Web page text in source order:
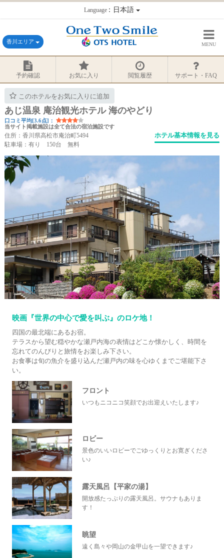
Language：日本語
香川エリア MENU
予約確認 お気に入り 閲覧履歴 サポート・FAQ
このホテルをお気に入りに追加
あじ温泉 庵治観光ホテル 海のやどり
口コミ平均[3.6点]：
当サイト掲載施設は全て合法の宿泊施設です
住所：香川県高松市庵治町5494
駐車場：有り 150台 無料
ホテル基本情報を見る
映画『世界の中心で愛を叫ぶ』のロケ地！
四国の最北端にあるお宿。
テラスから望む穏やかな瀬戸内海の表情はどこか懐かしく、時間を
忘れてのんびりと旅情をお楽しみ下さい。
お食事は旬の魚介を盛り込んだ瀬戸内の味を心ゆくまでご堪能下さ
い。
フロント
いつもニコニコ笑顔でお出迎えいたします♪
ロビー
景色のいいロビーでごゆっくりとお寛ぎくださ
い♪
露天風呂【平家の湯】
開放感たっぷりの露天風呂。サウナもありま
す！
眺望
遠く島々や岡山の金甲山を一望できます♪